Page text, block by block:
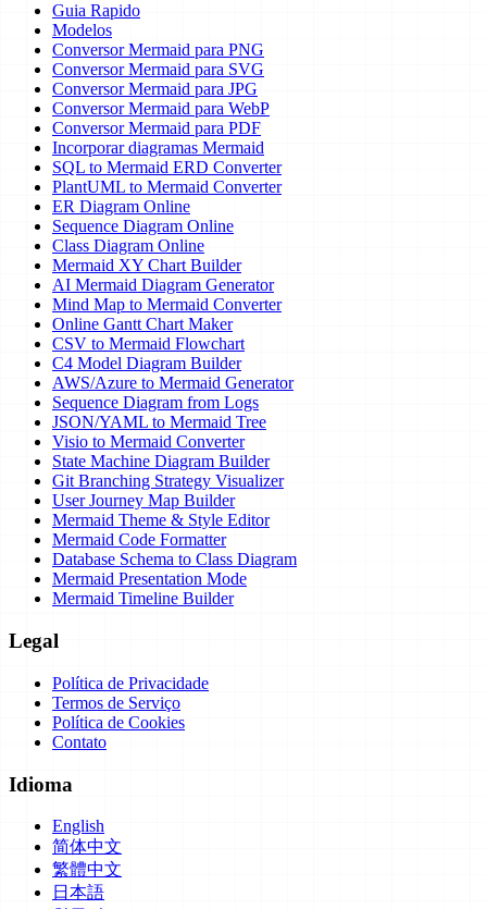
Guia Rapido
Modelos
Conversor Mermaid para PNG
Conversor Mermaid para SVG
Conversor Mermaid para JPG
Conversor Mermaid para WebP
Conversor Mermaid para PDF
Incorporar diagramas Mermaid
SQL to Mermaid ERD Converter
PlantUML to Mermaid Converter
ER Diagram Online
Sequence Diagram Online
Class Diagram Online
Mermaid XY Chart Builder
AI Mermaid Diagram Generator
Mind Map to Mermaid Converter
Online Gantt Chart Maker
CSV to Mermaid Flowchart
C4 Model Diagram Builder
AWS/Azure to Mermaid Generator
Sequence Diagram from Logs
JSON/YAML to Mermaid Tree
Visio to Mermaid Converter
State Machine Diagram Builder
Git Branching Strategy Visualizer
User Journey Map Builder
Mermaid Theme & Style Editor
Mermaid Code Formatter
Database Schema to Class Diagram
Mermaid Presentation Mode
Mermaid Timeline Builder
Legal
Política de Privacidade
Termos de Serviço
Política de Cookies
Contato
Idioma
English
简体中文
繁體中文
日本語